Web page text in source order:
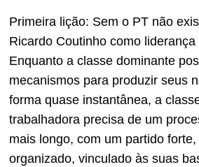
Primeira lição: Sem o PT não
Ricardo Coutinho como liderança
Enquanto a classe dominante
mecanismos para produzir seus
forma quase instantânea, a
trabalhadora precisa de um
mais longo, com um partido forte,
organizado, vinculado às suas